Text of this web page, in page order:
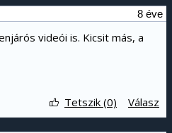
8 éve
videói is. Kicsit más, a
Válasz
Tetszik (0)